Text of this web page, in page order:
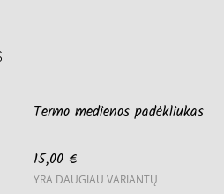
Termo medienos padėkliukas
15,00 €
YRA DAUGIAU VARIANTŲ